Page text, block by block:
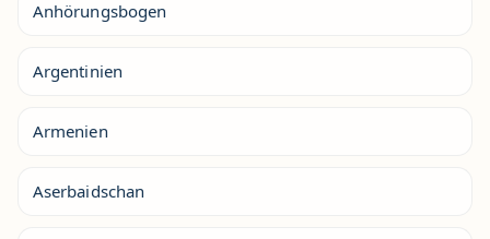
Anhörungsbogen
Argentinien
Armenien
Aserbaidschan